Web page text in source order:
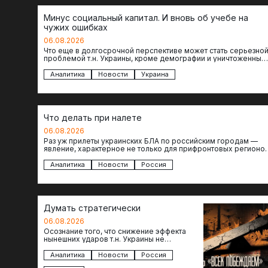
Минус социальный капитал. И вновь об учебе на
чужих ошибках
06.08.2026
Что еще в долгосрочной перспективе может стать серьезной
проблемой т.н. Украины, кроме демографии и уничтоженных
Аналитика Новости Украина
Что делать при налете
06.08.2026
Раз уж прилеты украинских БЛА по российским городам —
явление, характерное не только для прифронтовых
Аналитика Новости Россия
Думать стратегически
06.08.2026
Осознание того, что снижение эффекта
нынешних ударов т.н. Украины не
— повод задаться вопросом: что делать…
Аналитика Новости
Россия